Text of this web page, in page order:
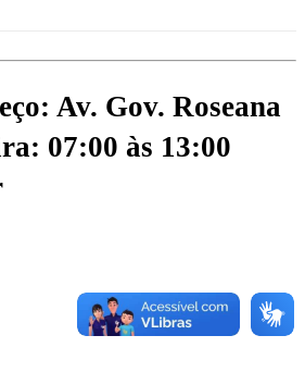
Av. Gov. Roseana
07:00 às 13:00